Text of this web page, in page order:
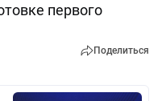
первого
Поделиться